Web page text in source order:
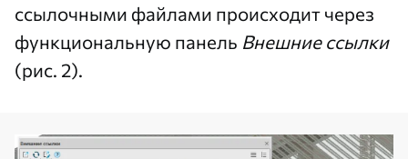
ссылочными файлами происходит через
функциональную панель Внешние ссылки
(рис. 2).